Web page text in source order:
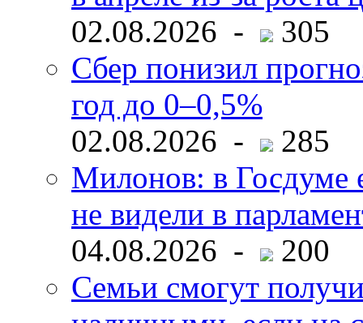
02.08.2026 -
305
Сбер понизил
год до 0–0,5%
02.08.2026 -
285
Милонов: в Госдуме
не видели в
04.08.2026 -
200
Семьи смогут